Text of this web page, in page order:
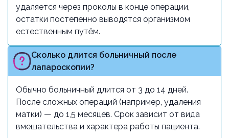
удаляется через проколы в конце операции,
остатки постепенно выводятся организмом
естественным путём.
Сколько длится больничный после
лапароскопии?
Обычно больничный длится от 3 до 14 дней.
После сложных операций (например, удаления
матки) — до 1,5 месяцев. Срок зависит от вида
вмешательства и характера работы пациента.